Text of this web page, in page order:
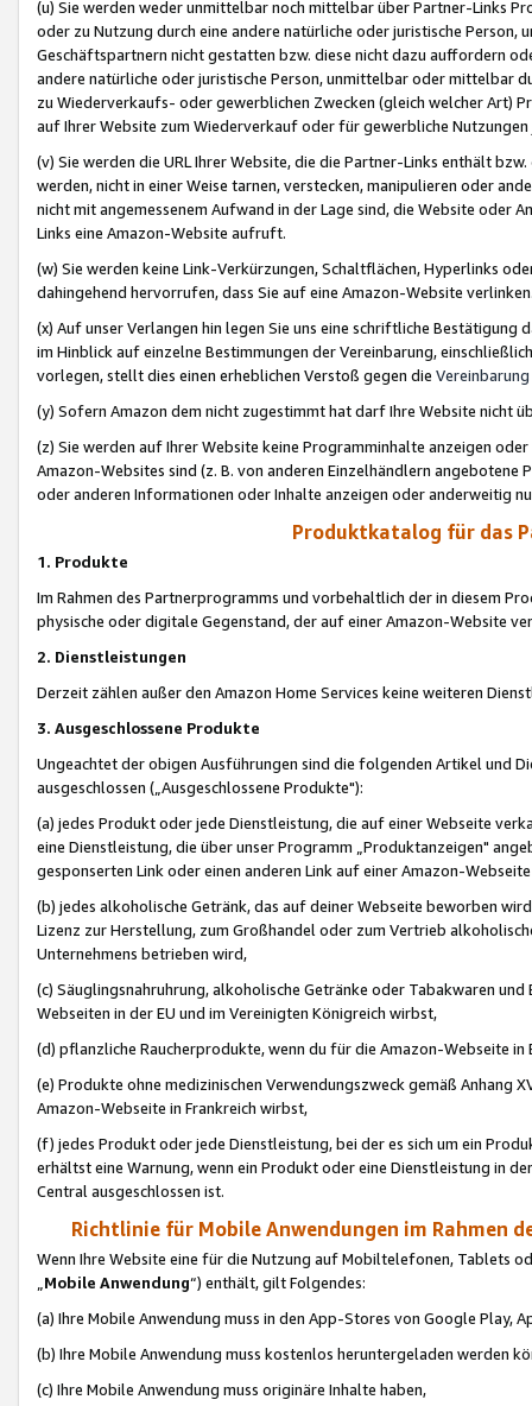
(u) Sie werden weder unmittelbar noch mittelbar über Partner-Links
oder zu Nutzung durch eine andere natürliche oder juristische
Geschäftspartnern nicht gestatten bzw. diese nicht dazu auffordern
andere natürliche oder juristische Person, unmittelbar oder mittelbar
zu Wiederverkaufs- oder gewerblichen Zwecken (gleich welcher Art)
auf Ihrer Website zum Wiederverkauf oder für gewerbliche
(v) Sie werden die URL Ihrer Website, die die Partner-Links enthält
werden, nicht in einer Weise tarnen, verstecken, manipulieren oder
nicht mit angemessenem Aufwand in der Lage sind, die Website oder
Links eine Amazon-Website aufruft.
(w) Sie werden keine Link-Verkürzungen, Schaltflächen, Hyperlinks
dahingehend hervorrufen, dass Sie auf eine Amazon-Website
(x) Auf unser Verlangen hin legen Sie uns eine schriftliche
im Hinblick auf einzelne Bestimmungen der Vereinbarung,
vorlegen, stellt dies einen erheblichen Verstoß gegen die Vereinbarung
(y) Sofern Amazon dem nicht zugestimmt hat darf Ihre Website nicht
(z) Sie werden auf Ihrer Website keine Programminhalte anzeigen
Amazon-Websites sind (z. B. von anderen Einzelhändlern
oder anderen Informationen oder Inhalte anzeigen oder anderweitig
Produktkatalog für das
1. Produkte
Im Rahmen des Partnerprogramms und vorbehaltlich der in diesem
physische oder digitale Gegenstand, der auf einer Amazon-Website
2. Dienstleistungen
Derzeit zählen außer den Amazon Home Services keine weiteren
3. Ausgeschlossene Produkte
Ungeachtet der obigen Ausführungen sind die folgenden Artikel und
ausgeschlossen („Ausgeschlossene Produkte"):
(a) jedes Produkt oder jede Dienstleistung, die auf einer Webseite
eine Dienstleistung, die über unser Programm „Produktanzeigen"
gesponserten Link oder einen anderen Link auf einer Amazon-
(b) jedes alkoholische Getränk, das auf deiner Webseite beworben
Lizenz zur Herstellung, zum Großhandel oder zum Vertrieb
Unternehmens betrieben wird,
(c) Säuglingsnahruhrung, alkoholische Getränke oder Tabakwaren
Webseiten in der EU und im Vereinigten Königreich wirbst,
(d) pflanzliche Raucherprodukte, wenn du für die Amazon-Webseite in
(e) Produkte ohne medizinischen Verwendungszweck gemäß Anhang
Amazon-Webseite in Frankreich wirbst,
(f) jedes Produkt oder jede Dienstleistung, bei der es sich um ein
erhältst eine Warnung, wenn ein Produkt oder eine Dienstleistung in
Central ausgeschlossen ist.
Richtlinie für Mobile Anwendungen im Rahmen
Wenn Ihre Website eine für die Nutzung auf Mobiltelefonen, Tablets
„Mobile Anwendung“) enthält, gilt Folgendes:
(a) Ihre Mobile Anwendung muss in den App-Stores von Google Play,
(b) Ihre Mobile Anwendung muss kostenlos heruntergeladen werden
(c) Ihre Mobile Anwendung muss originäre Inhalte haben,